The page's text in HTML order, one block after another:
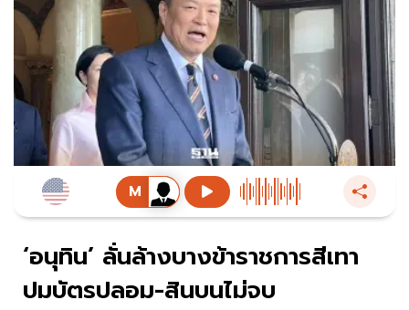
‘อนุทิน’ ลั่นล้างบางข้าราชการสีเทา
ปมบัตรปลอม-สินบนไม่จบ